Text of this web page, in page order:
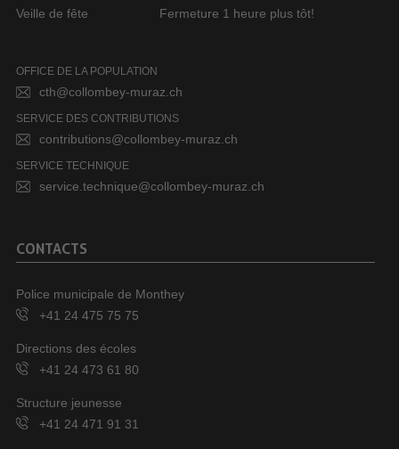
Veille de fête Fermeture 1 heure plus tôt!
OFFICE DE LA POPULATION
cth@collombey-muraz.ch
SERVICE DES CONTRIBUTIONS
contributions@collombey-muraz.ch
SERVICE TECHNIQUE
service.technique@collombey-muraz.ch
CONTACTS
Police municipale de Monthey
+41 24 475 75 75
Directions des écoles
+41 24 473 61 80
Structure jeunesse
+41 24 471 91 31